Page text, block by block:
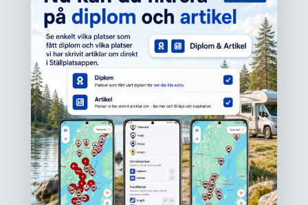
Ojdå!
Den här platsen hittades inte eller kunde
inte läsas in korrekt. Vänligen försök igen
Försök igen